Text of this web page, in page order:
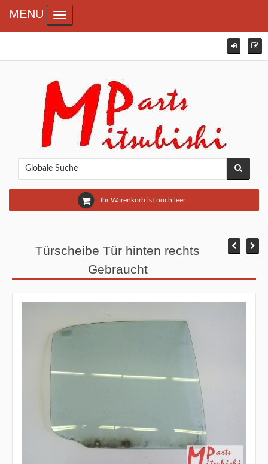
Ihr Warenkorb ist noch leer.
MENU Toggle navigation
Türscheibe Tür hinten rechts
Gebraucht